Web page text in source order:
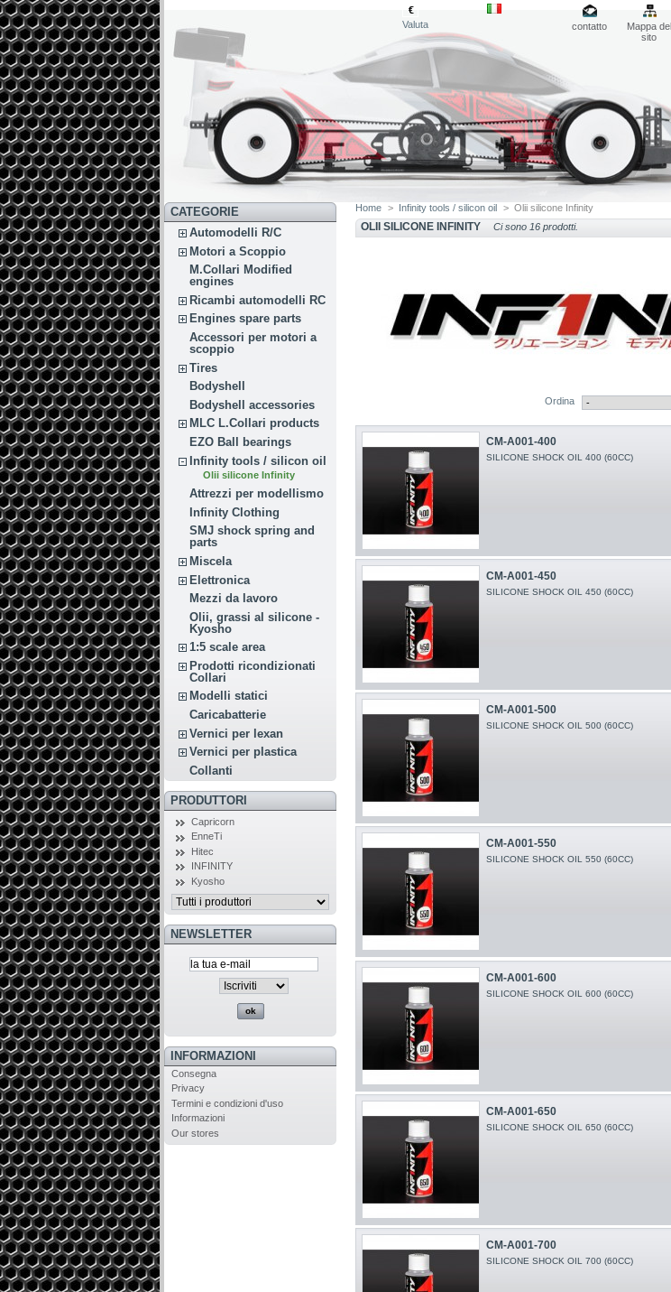
€
Valuta
contatto
Mappa del
sito
CATEGORIE
Automodelli R/C
Motori a Scoppio
M.Collari Modified
engines
Ricambi automodelli RC
Engines spare parts
Accessori per motori a
scoppio
Tires
Bodyshell
Bodyshell accessories
MLC L.Collari products
EZO Ball bearings
Infinity tools / silicon oil
Olii silicone Infinity
Attrezzi per modellismo
Infinity Clothing
SMJ shock spring and
parts
Miscela
Elettronica
Mezzi da lavoro
Olii, grassi al silicone -
Kyosho
1:5 scale area
Prodotti ricondizionati
Collari
Modelli statici
Caricabatterie
Vernici per lexan
Vernici per plastica
Collanti
PRODUTTORI
Capricorn
EnneTi
Hitec
INFINITY
Kyosho
NEWSLETTER
INFORMAZIONI
Consegna
Privacy
Termini e condizioni d'uso
Informazioni
Our stores
Home > Infinity tools / silicon oil > Olii silicone Infinity
OLII SILICONE INFINITY Ci sono 16 prodotti.
Ordina
CM-A001-400
SILICONE SHOCK OIL 400 (60CC)
CM-A001-450
SILICONE SHOCK OIL 450 (60CC)
CM-A001-500
SILICONE SHOCK OIL 500 (60CC)
CM-A001-550
SILICONE SHOCK OIL 550 (60CC)
CM-A001-600
SILICONE SHOCK OIL 600 (60CC)
CM-A001-650
SILICONE SHOCK OIL 650 (60CC)
CM-A001-700
SILICONE SHOCK OIL 700 (60CC)